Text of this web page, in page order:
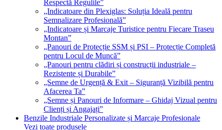
Respectă Regulile”
„Indicatoare din Plexiglas: Soluția Ideală pentru
Semnalizare Profesională”
„Indicatoare și Marcaje Turistice pentru Fiecare Traseu
Montan”
„Panouri de Protecție SSM și PSI – Protecție Completă
pentru Locul de Muncă”
„Panouri pentru clădiri și construcții industriale –
Rezistente și Durabile”
„Semne de Urgență & Exit – Siguranță Vizibilă pentru
Afacerea Ta”
„Semne și Panouri de Informare – Ghidaj Vizual pentru
Clienți și Angajați”
Benzile Industriale Personalizate și Marcaje Profesionale
Vezi toate produsele